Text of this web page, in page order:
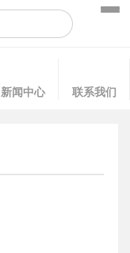
新闻中心 联系我们